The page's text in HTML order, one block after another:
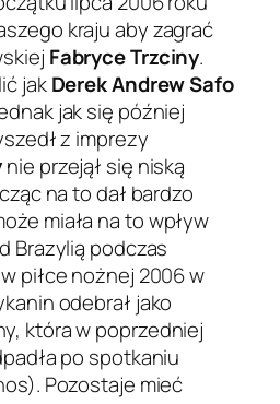
kraju aby zagrać
Fabryce Trzciny.
jakDerek Andrew Safo
jak się później
z imprezy
nie przejął się niską
na to dał bardzo
miała na to wpływ
Brazylią podczas
piłce nożnej 2006 w
odebrał jako
która w poprzedniej
po spotkaniu
Pozostaje mieć